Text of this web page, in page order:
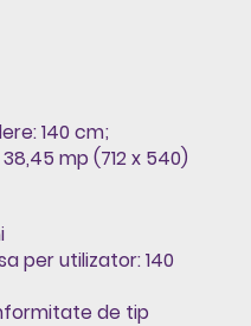
140 cm;
mp (712 x 540)
per utilizator: 140
de tip